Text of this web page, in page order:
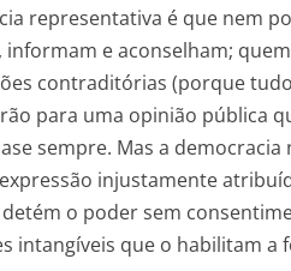
representativa é que nem
informam e aconselham;
contraditórias (porque
para uma opinião pública
sempre. Mas a
injustamente
o poder sem
intangíveis que o habilitam a